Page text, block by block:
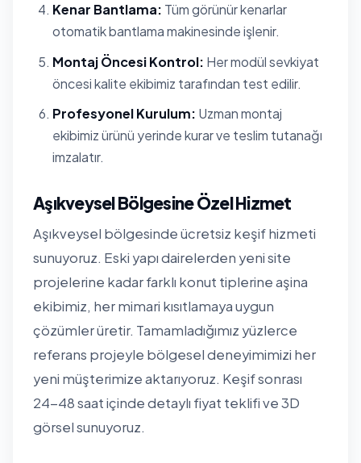
Kenar Bantlama: Tüm görünür kenarlar
otomatik bantlama makinesinde işlenir.
Montaj Öncesi Kontrol: Her modül sevkiyat
öncesi kalite ekibimiz tarafından test edilir.
Profesyonel Kurulum: Uzman montaj
ekibimiz ürünü yerinde kurar ve teslim tutanağı
imzalatır.
Aşıkveysel Bölgesine Özel Hizmet
Aşıkveysel bölgesinde ücretsiz keşif hizmeti
sunuyoruz. Eski yapı dairelerden yeni site
projelerine kadar farklı konut tiplerine aşina
ekibimiz, her mimari kısıtlamaya uygun
çözümler üretir. Tamamladığımız yüzlerce
referans projeyle bölgesel deneyimimizi her
yeni müşterimize aktarıyoruz. Keşif sonrası
24-48 saat içinde detaylı fiyat teklifi ve 3D
görsel sunuyoruz.